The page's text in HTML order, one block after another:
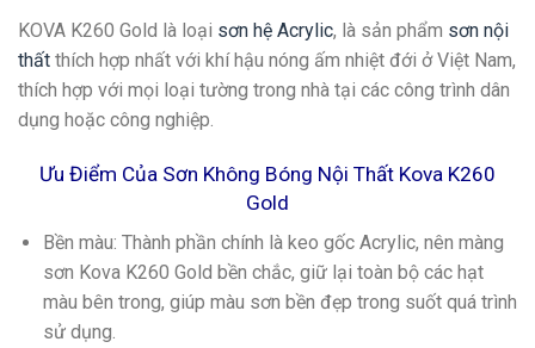
KOVA K260 Gold là loại sơn hệ Acrylic, là sản phẩm sơn nội
thất thích hợp nhất với khí hậu nóng ấm nhiệt đới ở Việt Nam,
thích hợp với mọi loại tường trong nhà tại các công trình dân
dụng hoặc công nghiệp.
Ưu Điểm Của Sơn Không Bóng Nội Thất Kova K260
Gold
Bền màu: Thành phần chính là keo gốc Acrylic, nên màng
sơn Kova K260 Gold bền chắc, giữ lại toàn bộ các hạt
màu bên trong, giúp màu sơn bền đẹp trong suốt quá trình
sử dụng.